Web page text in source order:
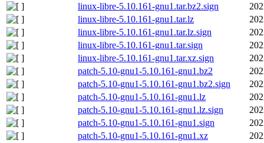
linux-libre-5.10.161-gnu1.tar.bz2.sign
linux-libre-5.10.161-gnu1.tar.lz
linux-libre-5.10.161-gnu1.tar.lz.sign
linux-libre-5.10.161-gnu1.tar.sign
linux-libre-5.10.161-gnu1.tar.xz.sign
patch-5.10-gnu1-5.10.161-gnu1.bz2
patch-5.10-gnu1-5.10.161-gnu1.bz2.sign
patch-5.10-gnu1-5.10.161-gnu1.lz
patch-5.10-gnu1-5.10.161-gnu1.lz.sign
patch-5.10-gnu1-5.10.161-gnu1.sign
patch-5.10-gnu1-5.10.161-gnu1.xz